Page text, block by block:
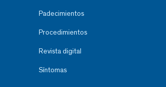
Padecimientos
Procedimientos
Revista digital
Síntomas